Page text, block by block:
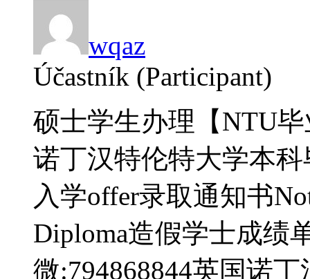
wqaz
Účastník (Participant)
硕士学生办理【NTU
诺丁汉特伦特大学本
入学offer录取通知书
Diploma造假学士成绩
微:794868844英国诺